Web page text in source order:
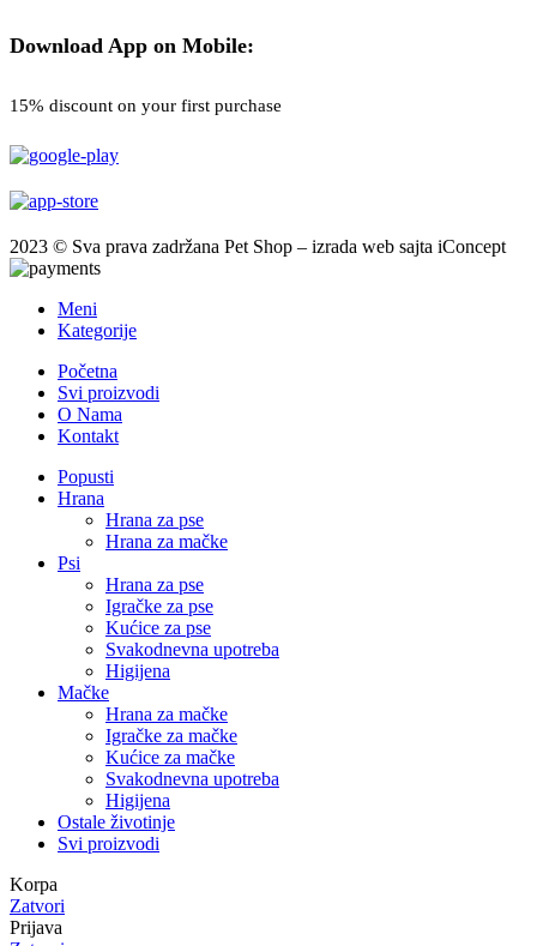
Download App on Mobile:
15% discount on your first purchase
2023 © Sva prava zadržana Pet Shop – izrada web sajta iConcept
Meni
Kategorije
Početna
Svi proizvodi
O Nama
Kontakt
Popusti
Hrana
Hrana za pse
Hrana za mačke
Psi
Hrana za pse
Igračke za pse
Kućice za pse
Svakodnevna upotreba
Higijena
Mačke
Hrana za mačke
Igračke za mačke
Kućice za mačke
Svakodnevna upotreba
Higijena
Ostale životinje
Svi proizvodi
Korpa
Zatvori
Prijava